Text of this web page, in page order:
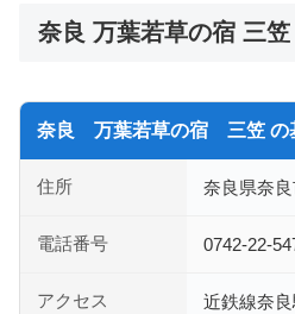
奈良 万葉若草の宿 三
奈良 万葉若草の宿 三笠 の
住所 奈良県奈
電話番号 0742-22-
アクセス
近鉄線奈